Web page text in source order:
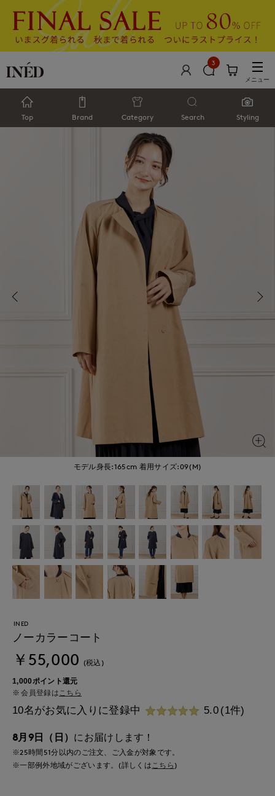
3
メニュー
Top Brand Category Search Styling
モデル身長:165cm 着用サイズ:09(M)
INED
ノーカラーコート
￥55,000 (税込)
1,000ポイント還元
会員登録は こちら
10名がお気に入りに登録中 5.0 (1件)
8月9日（日） にお届けします！
※25時間 51分以内のご注文、ご入金が対象です。
※一部例外地域がございます。(詳しくはこちら )